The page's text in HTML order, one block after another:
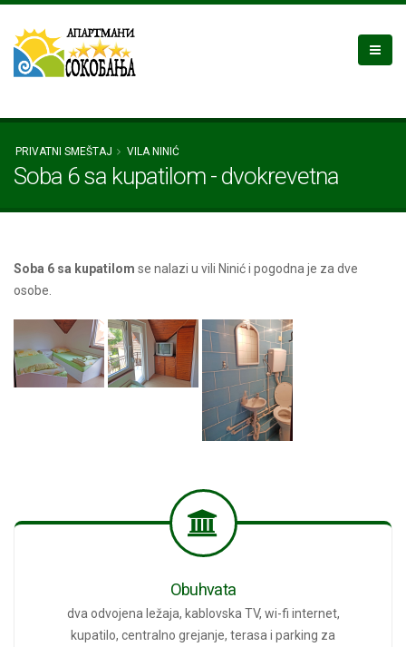
PRIVATNI SMEŠTAJ VILA NINIĆ
Soba 6 sa kupatilom - dvokrevetna
Soba 6 sa kupatilom se nalazi u vili Ninić i pogodna je za dve
osobe.
Obuhvata
dva odvojena ležaja, kablovska TV, wi-fi internet,
kupatilo, centralno grejanje, terasa i parking za